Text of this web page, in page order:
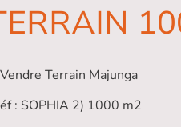
Terrain Majunga
: SOPHIA 2) 1000 m2